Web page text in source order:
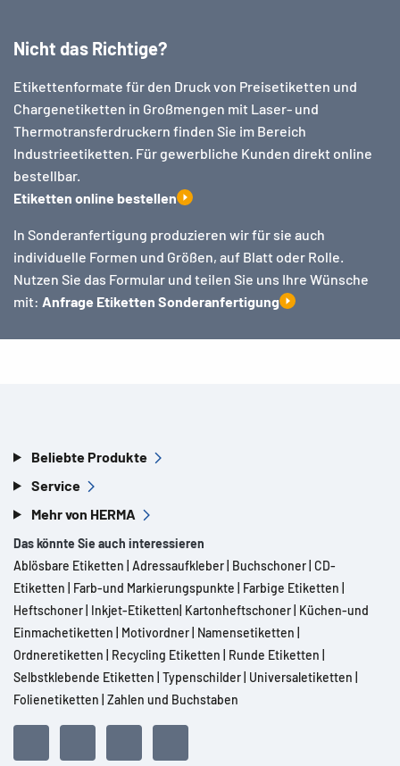
Nicht das Richtige?
Etikettenformate für den Druck von Preisetiketten und
Chargenetiketten in Großmengen mit Laser- und
Thermotransferdruckern finden Sie im Bereich
Industrieetiketten. Für gewerbliche Kunden direkt online
bestellbar.
Etiketten online bestellen
In Sonderanfertigung produzieren wir für sie auch
individuelle Formen und Größen, auf Blatt oder Rolle.
Nutzen Sie das Formular und teilen Sie uns Ihre Wünsche
mit: Anfrage Etiketten Sonderanfertigung
Beliebte Produkte
Service
Mehr von HERMA
Das könnte Sie auch interessieren
Ablösbare Etiketten Adressaufkleber Buchschoner CD-
Etiketten
Farb-und Markierungspunkte Farbige Etiketten
Heftschoner Inkjet-Etiketten Kartonheftschoner Küchen-und
Einmachetiketten
Motivordner Namensetiketten
Ordneretiketten
Recycling Etiketten Runde Etiketten
Selbstklebende Etiketten Typenschilder Universaletiketten
Folienetiketten Zahlen und Buchstaben